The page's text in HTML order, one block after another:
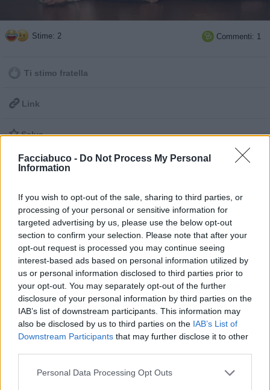
Facciabuco - Do Not Process My Personal
Information
If you wish to opt-out of the sale, sharing to third parties, or
processing of your personal or sensitive information for
targeted advertising by us, please use the below opt-out
section to confirm your selection. Please note that after your
opt-out request is processed you may continue seeing
interest-based ads based on personal information utilized by
us or personal information disclosed to third parties prior to
your opt-out. You may separately opt-out of the further
disclosure of your personal information by third parties on the
IAB’s list of downstream participants. This information may
also be disclosed by us to third parties on the IAB’s List of
Downstream Participants that may further disclose it to other
Personal Data Processing Opt Outs
Stime: 2  Commenti: 1
Ti stimo fratella
 Link
Salva
Patella:Che sarebbe il MENSA?
·Ti stimo ·Rispondi
Chiacchiera
hamilton89 livello 13
3 Giugno - 3.857 visualizzazioni